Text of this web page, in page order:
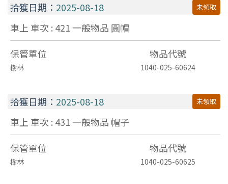
拾獲日期： 2025-08-18 未領取
車上 車次 : 421一般物品 圓帽
保管單位
物品代號
樹林 1040-025-60624
拾獲日期： 2025-08-18 未領取
車上 車次 : 431一般物品 帽子
保管單位
物品代號
樹林 1040-025-60625